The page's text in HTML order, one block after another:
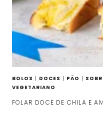
BOLOS | DOCES | PÃO |
VEGETARIANO
FOLAR DOCE DE CHILA E